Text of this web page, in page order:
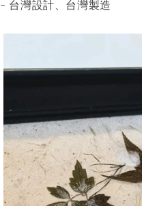
- 台灣設計、台灣製造